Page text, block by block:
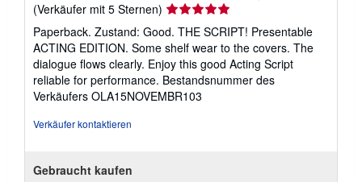
(Verkäufer mit 5 Sternen) Verkäuferbewertung
5
von
5
Sternen
Paperback. Zustand: Good. THE SCRIPT! Presentable
ACTING EDITION. Some shelf wear to the covers. The
dialogue flows clearly. Enjoy this good Acting Script
reliable for performance. Bestandsnummer des
Verkäufers OLA15NOVEMBR103
Verkäufer kontaktieren
Gebraucht kaufen